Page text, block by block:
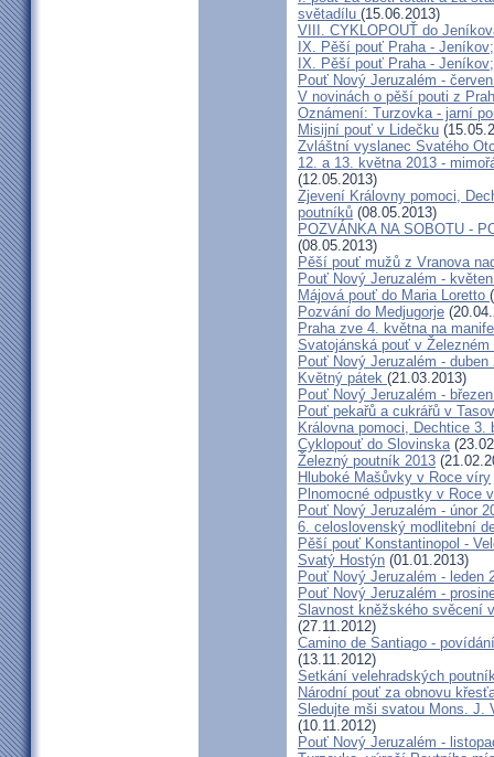
světadílu (15.06.2013)
VIII. CYKLOPOUŤ do
IX. Pěší pouť Praha -
IX. Pěší pouť Praha -
Pouť Nový Jeruzalém -
V novinách o pěší pouti z
Oznámení: Turzovka - jarní
Misijní pouť v Lidečku
Zvláštní vyslanec Svatého
12. a 13. května 2013 -
(12.05.2013)
Zjevení Královny pomoci,
poutníků (08.05.2013)
POZVÁNKA NA SOBOTU -
(08.05.2013)
Pěší pouť mužů z Vranova
Pouť Nový Jeruzalém -
Májová pouť do Maria Loretto
Pozvání do Medjugorje
Praha zve 4. května na
Svatojánská pouť v Železném
Pouť Nový Jeruzalém - duben
Květný pátek (21.03.2013)
Pouť Nový Jeruzalém -
Pouť pekařů a cukrářů v
Královna pomoci, Dechtice
Cyklopouť do Slovinska
Železný poutník 2013
Hluboké Mašůvky v Roce víry
Plnomocné odpustky v Roce
Pouť Nový Jeruzalém - únor
6. celoslovenský modlitební
Pěší pouť Konstantinopol -
Svatý Hostýn (01.01.2013)
Pouť Nový Jeruzalém - leden
Pouť Nový Jeruzalém -
Slavnost kněžského svěcení
(27.11.2012)
Camino de Santiago -
(13.11.2012)
Setkání velehradských
Národní pouť za obnovu
Sledujte mši svatou Mons. J.
(10.11.2012)
Pouť Nový Jeruzalém -